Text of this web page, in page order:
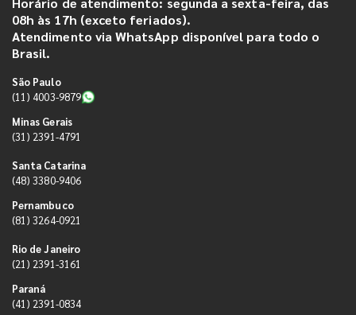
08h às 17h (exceto feriados).
Atendimento via WhatsApp disponível para todo o
Brasil.
São Paulo
(11) 4003-9879
Minas Gerais
(31) 2391-4791
Santa Catarina
(48) 3380-9406
Pernambuco
(81) 3264-0921
Rio de Janeiro
(21) 2391-3161
Paraná
(41) 2391-0834